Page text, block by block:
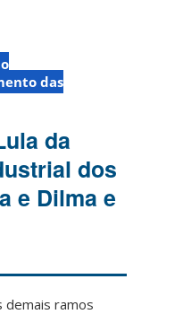
das
da
dos
e Dilma e
demais ramos